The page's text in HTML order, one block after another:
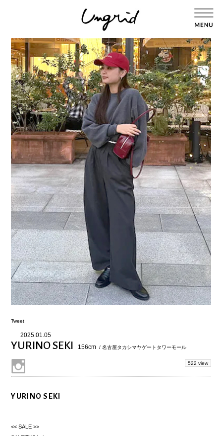
Tweet
2025.01.05
YURINO SEKI 156cm / 名古屋タカシマヤゲートタワーモール
522 view
YURINO SEKI
<< SALE >>